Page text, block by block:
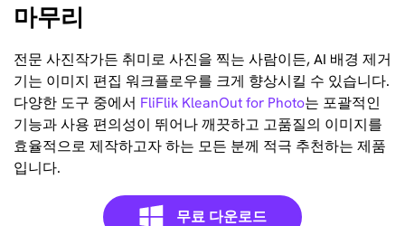
마무리
전문 사진작가든 취미로 사진을 찍는 사람이든, AI 배경 제거
기는 이미지 편집 워크플로우를 크게 향상시킬 수 있습니다.
다양한 도구 중에서 FliFlik KleanOut for Photo는 포괄적인
기능과 사용 편의성이 뛰어나 깨끗하고 고품질의 이미지를
효율적으로 제작하고자 하는 모든 분께 적극 추천하는 제품
입니다.
무료 다운로드